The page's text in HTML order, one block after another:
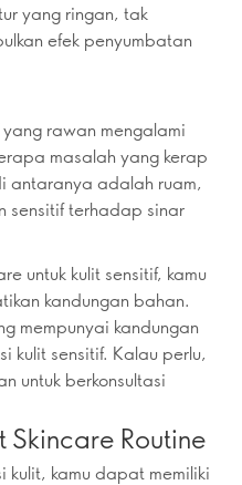
yang ringan, tak
efek penyumbatan
rawan mengalami
masalah yang kerap
antaranya adalah ruam,
sensitif terhadap sinar
untuk kulit sensitif, kamu
kandungan bahan.
mempunyai kandungan
kulit sensitif. Kalau perlu,
untuk berkonsultasi
Skincare Routine
kulit, kamu dapat memiliki